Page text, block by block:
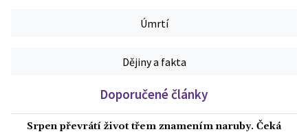
Úmrtí
Dějiny a fakta
Doporučené články
Srpen převrátí život třem znamením naruby. Čeká